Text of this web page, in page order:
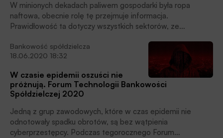
W minionych dekadach paliwem gospodarki była ropa
naftowa, obecnie rolę tę przejmuje informacja.
Prawidłowość ta dotyczy wszystkich sektorów, ze
Bankowość spółdzielcza
18.06.2020 18:32
W czasie epidemii oszuści nie
próżnują. Forum Technologii Bankowości
Spółdzielczej 2020
Jedną z grup zawodowych, które w czas epidemii nie
odnotowały spadku obrotów, są bez wątpienia
cyberprzestępcy. Podczas tegorocznego Forum